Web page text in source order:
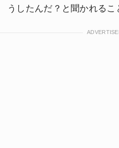
うしたんだ？と聞かれるこ